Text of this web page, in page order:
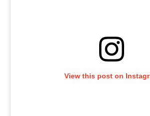
View this post on